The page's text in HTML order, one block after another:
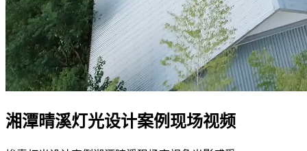
湘潭晴溪灯光设计案例现场视频